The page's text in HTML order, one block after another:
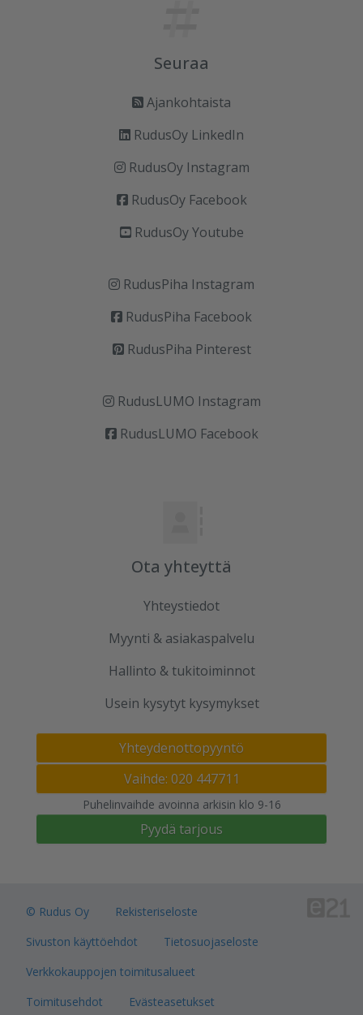
Seuraa
Ajankohtaista
RudusOy LinkedIn
RudusOy Instagram
RudusOy Facebook
RudusOy Youtube
RudusPiha Instagram
RudusPiha Facebook
RudusPiha Pinterest
RudusLUMO Instagram
RudusLUMO Facebook
Ota yhteyttä
Yhteystiedot
Myynti & asiakaspalvelu
Hallinto & tukitoiminnot
Usein kysytyt kysymykset
Yhteydenottopyyntö
Vaihde: 020 447711
Puhelinvaihde avoinna arkisin klo 9-16
Pyydä tarjous
© Rudus Oy
Rekisteriseloste
Sivuston käyttöehdot
Tietosuojaseloste
Verkkokauppojen toimitusalueet
Toimitusehdot
Evästeasetukset